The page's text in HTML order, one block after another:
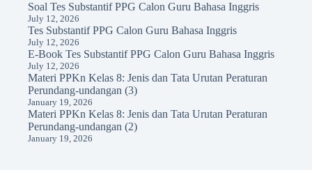
Soal Tes Substantif PPG Calon Guru Bahasa Inggris
July 12, 2026
Tes Substantif PPG Calon Guru Bahasa Inggris
July 12, 2026
E-Book Tes Substantif PPG Calon Guru Bahasa Inggris
July 12, 2026
Materi PPKn Kelas 8: Jenis dan Tata Urutan Peraturan
Perundang-undangan (3)
January 19, 2026
Materi PPKn Kelas 8: Jenis dan Tata Urutan Peraturan
Perundang-undangan (2)
January 19, 2026